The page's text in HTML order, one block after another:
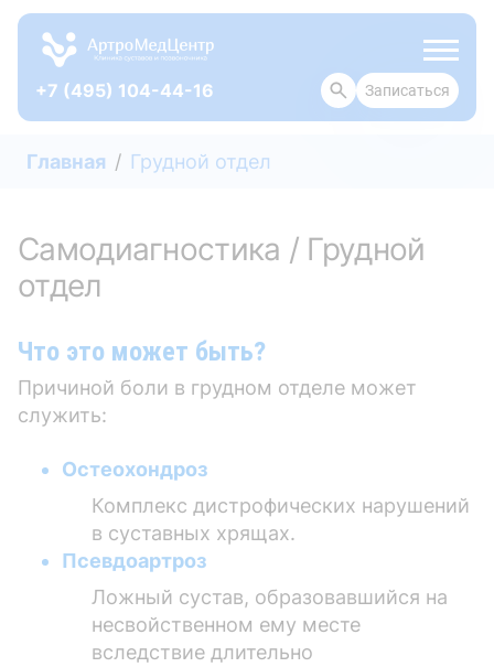
+7 (495) 104-44-16 Записаться
Главная
Грудной отдел
Самодиагностика / Грудной
отдел
Что это может быть?
Причиной боли в грудном отделе может
служить:
Остеохондроз
Комплекс дистрофических нарушений
в суставных хрящах.
Псевдоартроз
Ложный сустав, образовавшийся на
несвойственном ему месте
вследствие длительно